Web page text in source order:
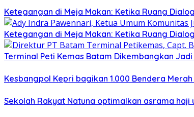
Ketegangan di Meja Makan: Ketika Ruang
Ketegangan di Meja Makan: Ketika Ruang
Terminal Peti Kemas Batam Dikembangkan
Kesbangpol Kepri bagikan 1.000 Bendera Merah
Sekolah Rakyat Natuna optimalkan asrama